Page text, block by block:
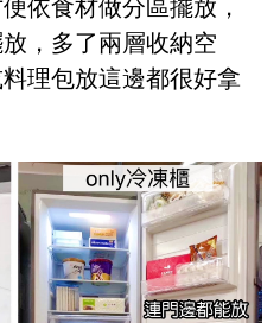
，多了兩層收納空
理包放這邊都很好拿